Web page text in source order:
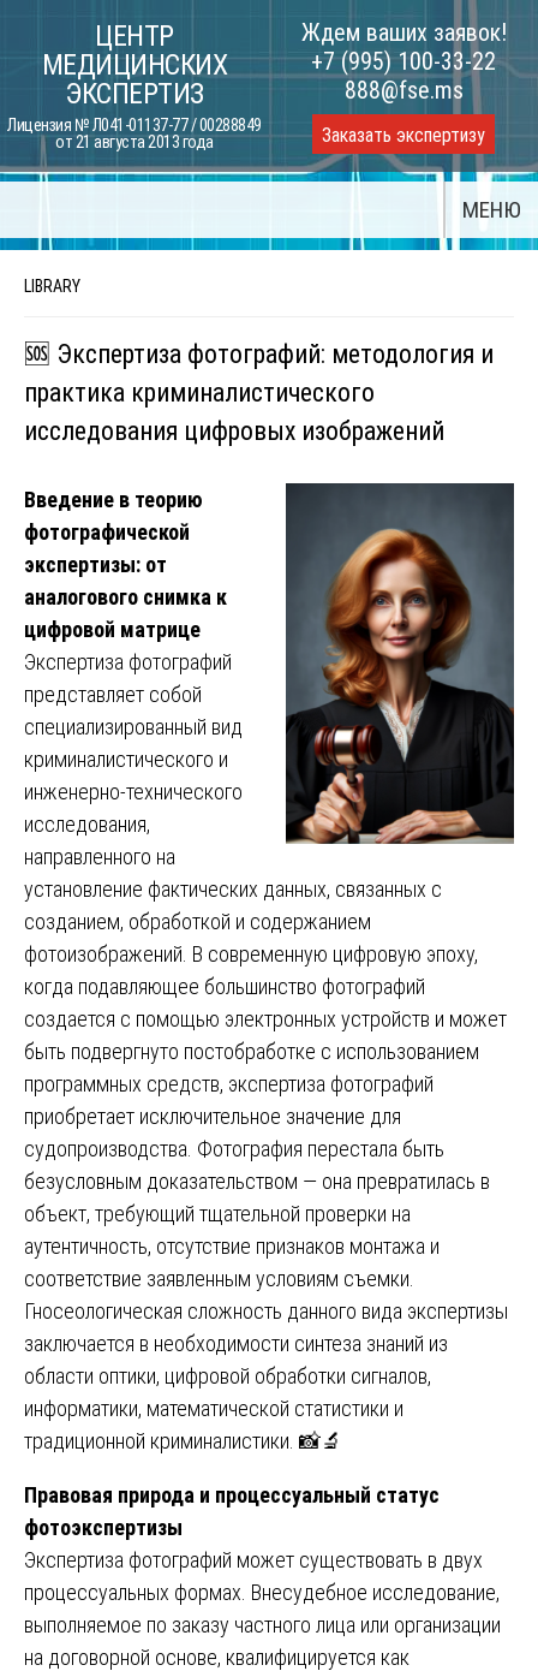
content
ЦЕНТР
МЕДИЦИНСКИХ
ЭКСПЕРТИЗ
Лицензия № Л041-01137-77 / 00288849
от 21 августа 2013 года
Ждем ваших заявок!
+7 (995) 100-33-22
888@fse.ms
Заказать экспертизу
МЕНЮ
LIBRARY
🆘 Экспертиза фотографий: методология и
практика криминалистического
исследования цифровых изображений
Введение в теорию
фотографической
экспертизы: от
аналогового снимка к
цифровой матрице
Экспертиза фотографий
представляет собой
специализированный вид
криминалистического и
инженерно-технического
исследования,
направленного на
установление фактических данных, связанных с
созданием, обработкой и содержанием
фотоизображений. В современную цифровую эпоху,
когда подавляющее большинство фотографий
создается с помощью электронных устройств и может
быть подвергнуто постобработке с использованием
программных средств, экспертиза фотографий
приобретает исключительное значение для
судопроизводства. Фотография перестала быть
безусловным доказательством — она превратилась в
объект, требующий тщательной проверки на
аутентичность, отсутствие признаков монтажа и
соответствие заявленным условиям съемки.
Гносеологическая сложность данного вида экспертизы
заключается в необходимости синтеза знаний из
области оптики, цифровой обработки сигналов,
информатики, математической статистики и
традиционной криминалистики. 📸🔬
Правовая природа и процессуальный статус
фотоэкспертизы
Экспертиза фотографий может существовать в двух
процессуальных формах. Внесудебное исследование,
выполняемое по заказу частного лица или организации
на договорной основе, квалифицируется как